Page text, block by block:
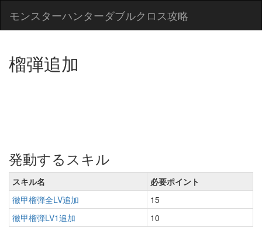
モンスターハンターダブルクロス攻略
榴弾追加
発動するスキル
スキル名
必要ポイント
徹甲榴弾全LV追加
15
徹甲榴弾LV1追加
10